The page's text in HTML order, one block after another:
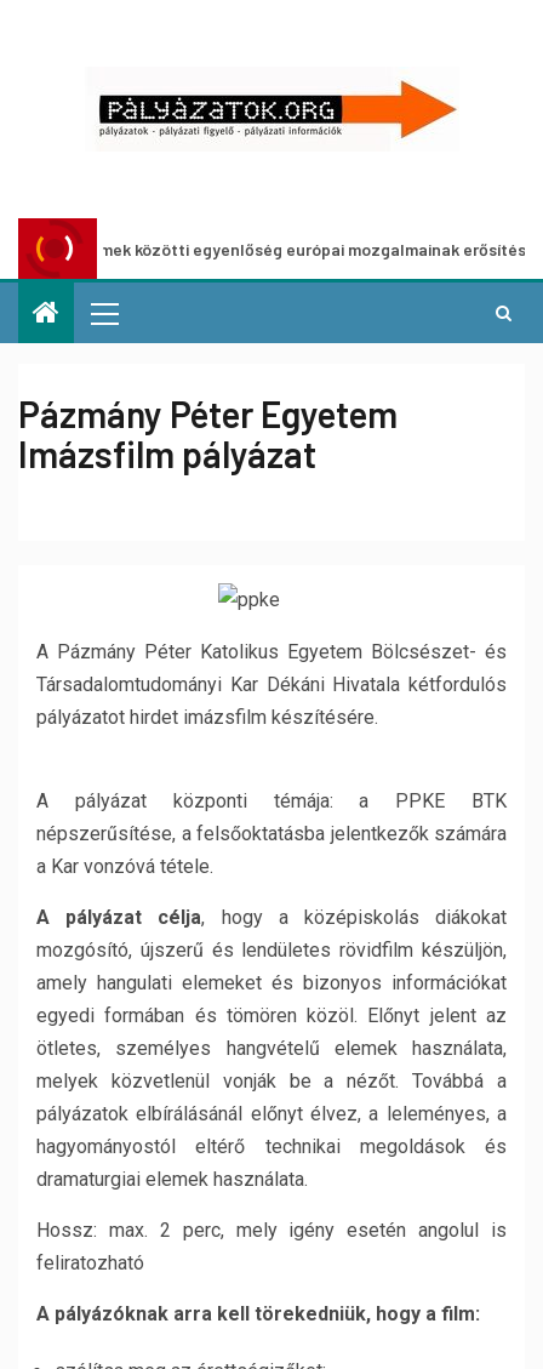
nemek közötti egyenlőség európai mozgalmainak erősítésére
Pázmány Péter Egyetem
Imázsfilm pályázat
A Pázmány Péter Katolikus Egyetem Bölcsészet- és
Társadalomtudományi Kar Dékáni Hivatala kétfordulós
pályázatot hirdet imázsfilm készítésére.
A pályázat központi témája: a PPKE BTK
népszerűsítése, a felsőoktatásba jelentkezők számára
a Kar vonzóvá tétele.
A pályázat célja, hogy a középiskolás diákokat
mozgósító, újszerű és lendületes rövidfilm készüljön,
amely hangulati elemeket és bizonyos információkat
egyedi formában és tömören közöl. Előnyt jelent az
ötletes, személyes hangvételű elemek használata,
melyek közvetlenül vonják be a nézőt. Továbbá a
pályázatok elbírálásánál előnyt élvez, a leleményes, a
hagyományostól eltérő technikai megoldások és
dramaturgiai elemek használata.
Hossz: max. 2 perc, mely igény esetén angolul is
feliratozható
A pályázóknak arra kell törekedniük, hogy a film: